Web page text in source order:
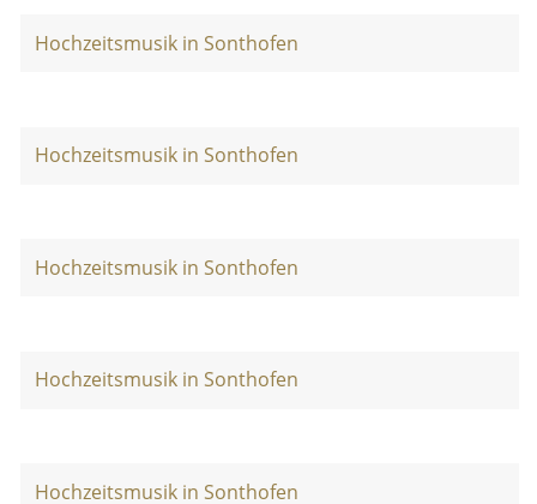
Hochzeitsmusik in Sonthofen
Hochzeitsmusik in Sonthofen
Hochzeitsmusik in Sonthofen
Hochzeitsmusik in Sonthofen
Hochzeitsmusik in Sonthofen